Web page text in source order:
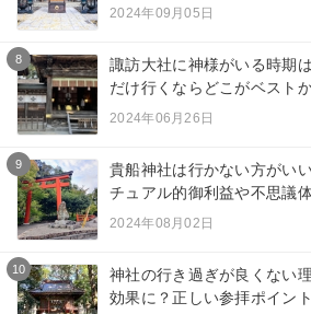
2024年09月05日
8
諏訪大社に神様がいる時期
だけ行くならどこがベスト
2024年06月26日
9
貴船神社は行かない方がい
チュアル的御利益や不思議
2024年08月02日
10
神社の行き過ぎが良くない
効果に？正しい参拝ポイン